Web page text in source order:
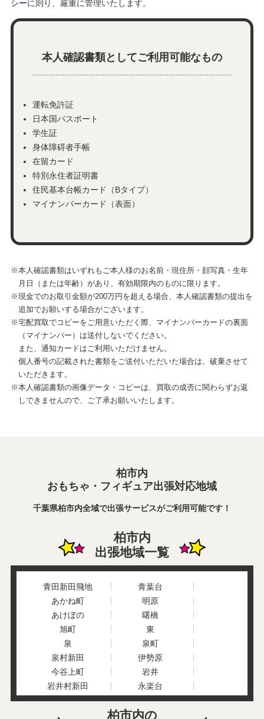
シーに則り、厳重に管理いたします。
本人確認書類としてご利用可能なもの
運転免許証
日本国パスポート
学生証
身体障碍者手帳
在留カード
特別永住者証明書
住民基本台帳カード（Bタイプ）
マイナンバーカード（表面）
※本人確認書類はいずれもご本人様のお名前・現住所・顔写真・生年
月日（または年齢）があり、有効期限内のものに限ります。
※現金でのお取引金額が200万円を超える場合、本人確認書類の提出を
追加でお願いする場合がございます。
※宅配買取でコピーをご用意いただく際、マイナンバーカードの裏面
（マイナンバー）は送付しないでください。
また、通知カードはご利用いただけません。
個人番号の記載された書類をご送付いただいた場合は、破棄させて
いただきます。
※本人確認書類の画像データ・コピーは、買取の成否に関わらずお返
しできませんので、ご了承お願いいたします。
柏市内
おもちゃ・フィギュア出張対応地域
千葉県柏市内全域で出張サービスがご利用可能です！
柏市内
出張地域一覧
青田新田飛地
青葉台
あかね町
明原
あけぼの
曙橋
旭町
東
泉
泉町
泉村新田
伊勢原
今谷上町
岩井
岩井村新田
永楽台
大青田
大井
大島田
大津ケ丘
柏市内の